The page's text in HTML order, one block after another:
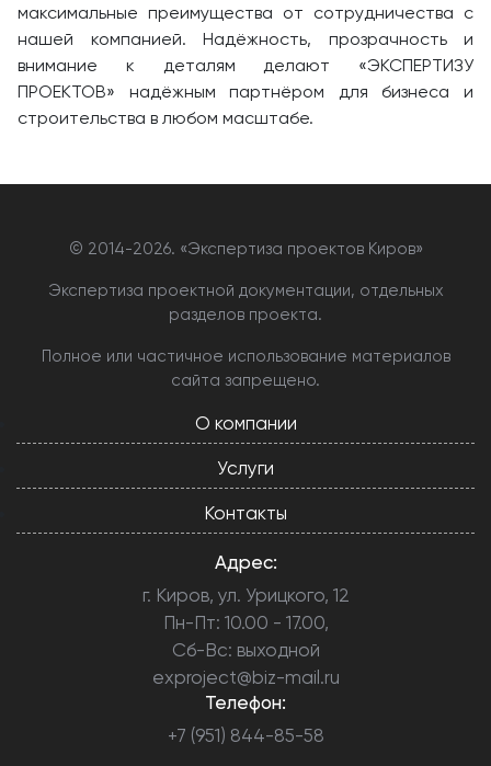
максимальные преимущества от сотрудничества с
нашей компанией. Надёжность, прозрачность и
внимание к деталям делают «ЭКСПЕРТИЗУ
ПРОЕКТОВ» надёжным партнёром для бизнеса и
строительства в любом масштабе.
© 2014-2026. «Экспертиза проектов Киров»
Экспертиза проектной документации, отдельных
разделов проекта.
Полное или частичное использование материалов
сайта запрещено.
О компании
Услуги
Контакты
Адрес:
г. Киров, ул. Урицкого, 12
Пн-Пт: 10.00 - 17.00,
Сб-Вс: выходной
exproject@biz-mail.ru
Телефон:
+7 (951) 844-85-58